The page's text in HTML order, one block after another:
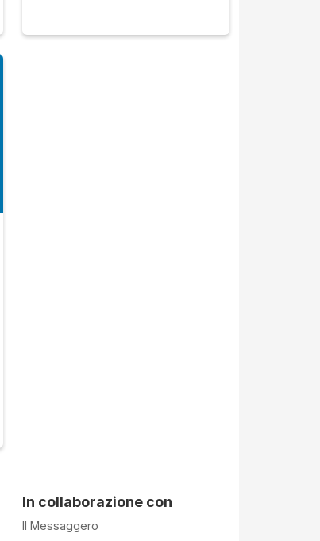
In collaborazione con
Il Messaggero